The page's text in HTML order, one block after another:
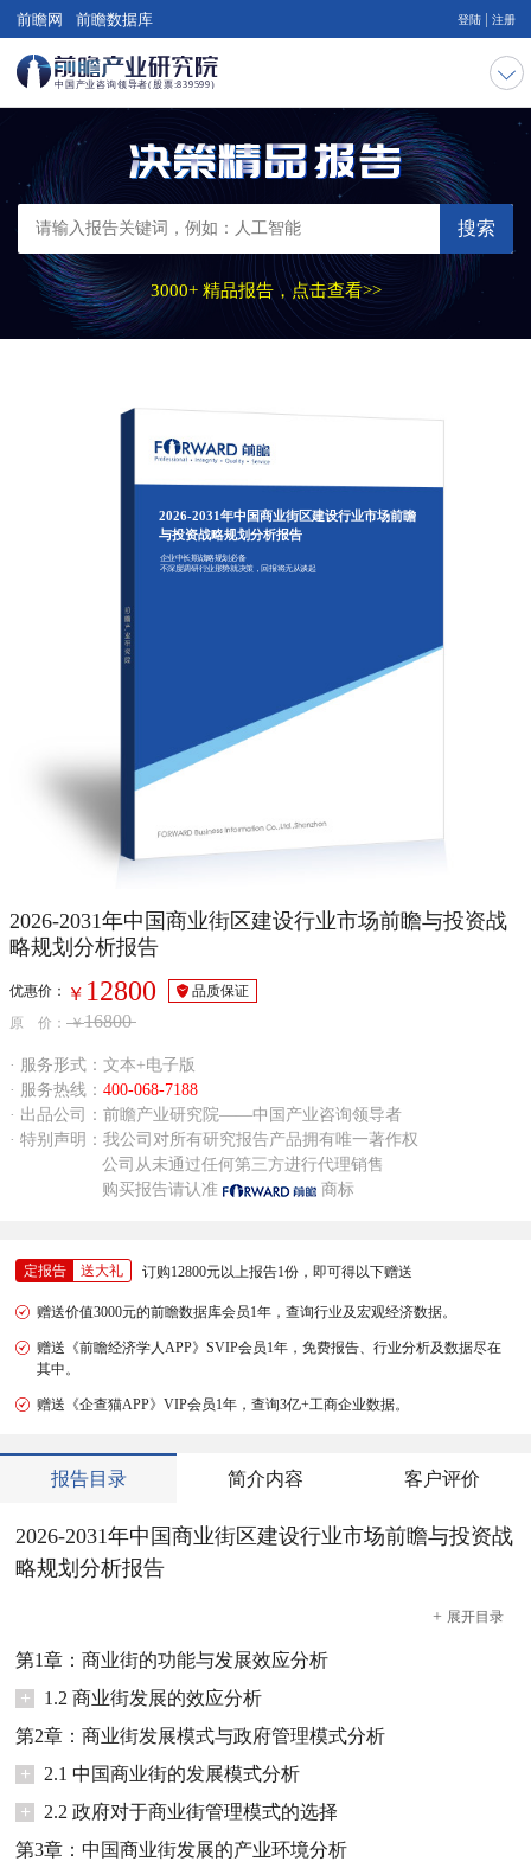
前瞻网 前瞻数据库 登陆 注册
搜索
3000+ 精品报告，点击查看>>
2026-2031年中国商业街区建设行业市场前瞻
与投资战略规划分析报告
企业中长期战略规划必备
不深度调研行业形势就决策，回报将无从谈起
2026-2031年中国商业街区建设行业市场前瞻与投资战
略规划分析报告
优惠价： ￥ 12800
品质保证
原 价： ￥16800
· 服务形式：文本+电子版
· 服务热线： 400-068-7188
· 出品公司：前瞻产业研究院——中国产业咨询领导者
· 特别声明：我公司对所有研究报告产品拥有唯一著作权
公司从未通过任何第三方进行代理销售
购买报告请认准
商标
定报告 送大礼 订购12800元以上报告1份，即可得以下赠送
赠送价值3000元的前瞻数据库会员1年，查询行业及宏观经济数据。
赠送《前瞻经济学人APP》SVIP会员1年，免费报告、行业分析及数据尽在
其中。
赠送《企查猫APP》VIP会员1年，查询3亿+工商企业数据。
报告目录 简介内容 客户评价
2026-2031年中国商业街区建设行业市场前瞻与投资战
略规划分析报告
+ 展开目录
第1章：商业街的功能与发展效应分析
+
1.2 商业街发展的效应分析
第2章：商业街发展模式与政府管理模式分析
+
2.1 中国商业街的发展模式分析
+
2.2 政府对于商业街管理模式的选择
第3章：中国商业街发展的产业环境分析